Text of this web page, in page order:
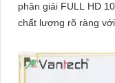
phân giải FULL HD
chất lượng rõ ràng